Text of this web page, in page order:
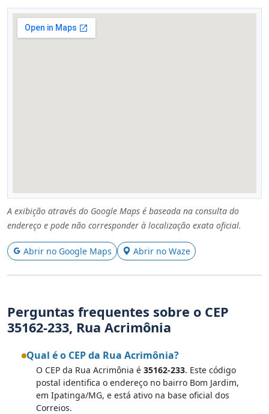
A exibição através do Google Maps é baseada na consulta do
endereço e pode não corresponder à localização exata oficial.
Abrir no Google Maps Abrir no Waze
Perguntas frequentes sobre o CEP
35162-233, Rua Acrimônia
Qual é o CEP da Rua Acrimônia?
O CEP da Rua Acrimônia é 35162-233. Este código
postal identifica o endereço no bairro Bom Jardim,
em Ipatinga/MG, e está ativo na base oficial dos
Correios.